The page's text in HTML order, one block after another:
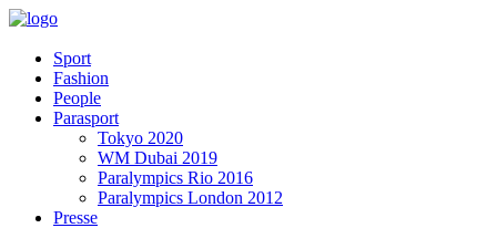
Sport
Fashion
People
Parasport
Tokyo 2020
WM Dubai 2019
Paralympics Rio 2016
Paralympics London 2012
Presse